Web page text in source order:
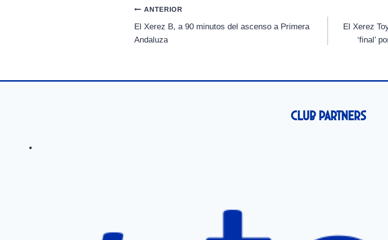
r
t
i
r
e
i
r
Navegación
de
ANTERIOR
El Xerez B, a 90 minutos del ascenso a Primera
Andaluza
El Xerez
‘final’
Club Partners